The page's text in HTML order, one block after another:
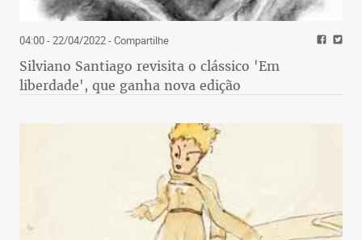
04:00 - 22/04/2022- Compartilhe
Silviano Santiago revisita o clássico 'Em
liberdade', que ganha nova edição